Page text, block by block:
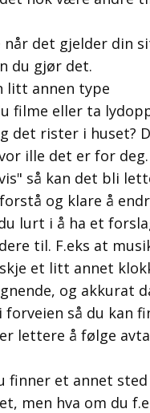
det gjelder din
du gjør det.
litt annen type
filme eller ta
det rister i huset?
ille det er for deg.
så kan det bli
og klare å
lurt i å ha et
til. F.eks at
et litt annet
og akkurat
så du kan
lettere å følge
finner et annet
men hva om du